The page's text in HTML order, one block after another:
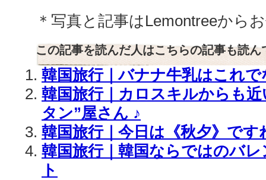
＊写真と記事はLemontreeから
この記事を読んだ人はこちらの記事も読ん
韓国旅行｜バナナ牛乳はこれ
韓国旅行｜カロスキルからも
タン”屋さん ♪
韓国旅行｜今日は《秋夕》で
韓国旅行｜韓国ならではのバ
ト